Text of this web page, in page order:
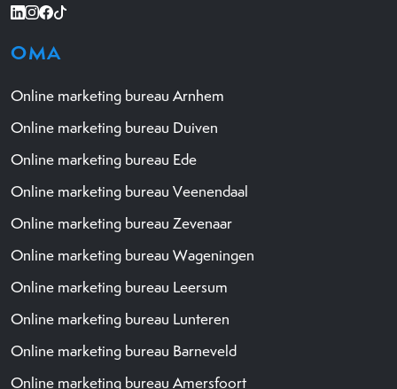
OMA
Online marketing bureau Arnhem
Online marketing bureau Duiven
Online marketing bureau Ede
Online marketing bureau Veenendaal
Online marketing bureau Zevenaar
Online marketing bureau Wageningen
Online marketing bureau Leersum
Online marketing bureau Lunteren
Online marketing bureau Barneveld
Online marketing bureau Amersfoort